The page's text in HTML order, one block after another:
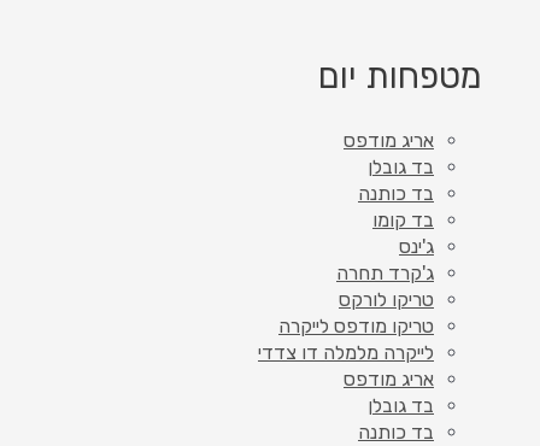
מטפחות יום
אריג מודפס
בד גובלן
בד כותנה
בד קומו
ג'ינס
ג'קרד תחרה
טריקו לורקס
טריקו מודפס לייקרה
לייקרה מלמלה דו צדדי
אריג מודפס
בד גובלן
בד כותנה